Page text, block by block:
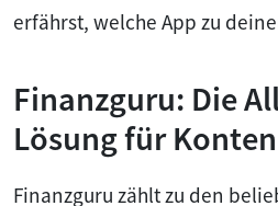
erfährst, welche App zu
Finanzguru: Die
Lösung für
Finanzguru zählt zu den